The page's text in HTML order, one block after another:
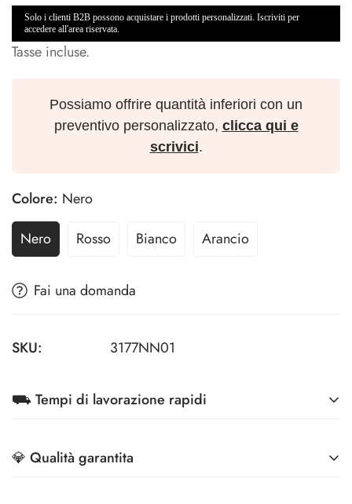
Solo i clienti B2B possono acquistare i prodotti personalizzati. Iscriviti per
accedere all'area riservata.
Tasse incluse.
Possiamo offrire quantità inferiori con un
preventivo personalizzato, clicca qui e
scrivici.
Colore: Nero
Nero
Rosso Bianco Arancio
Fai una domanda
SKU: 3177NN01
⛟ Tempi di lavorazione rapidi
💎 Qualità garantita